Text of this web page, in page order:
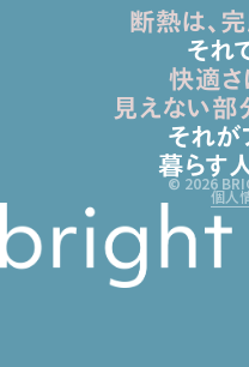
© 2026
個人
断熱は、
それ
快適
見えない部
それが
暮らす